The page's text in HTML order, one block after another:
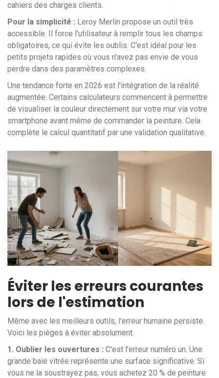
cahiers des charges clients.
Pour la simplicité : Leroy Merlin propose un outil très
accessible. Il force l'utilisateur à remplir tous les champs
obligatoires, ce qui évite les oublis. C'est idéal pour les
petits projets rapides où vous n'avez pas envie de vous
perdre dans des paramètres complexes.
Une tendance forte en 2026 est l'intégration de la réalité
augmentée. Certains calculateurs commencent à permettre
de visualiser la couleur directement sur votre mur via votre
smartphone avant même de commander la peinture. Cela
complète le calcul quantitatif par une validation qualitative.
Éviter les erreurs courantes
lors de l'estimation
Même avec les meilleurs outils, l'erreur humaine persiste.
Voici les pièges à éviter absolument.
1. Oublier les ouvertures : C'est l'erreur numéro un. Une
grande baie vitrée représente une surface significative. Si
vous ne la soustrayez pas, vous achetez 20 % de peinture